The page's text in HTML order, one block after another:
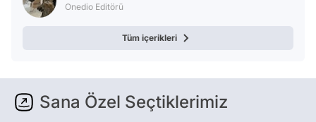
Onedio Editörü
Tüm içerikleri
Sana Özel Seçtiklerimiz